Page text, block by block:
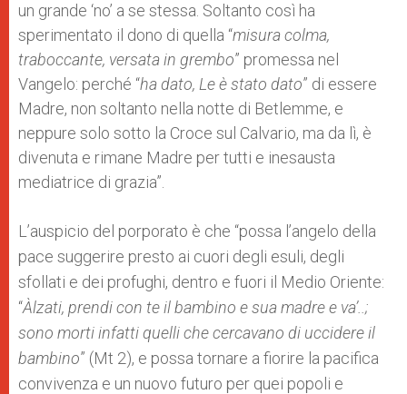
un grande ‘no’ a se stessa. Soltanto così ha
sperimentato il dono di quella “misura colma,
traboccante, versata in grembo” promessa nel
Vangelo: perché “ha dato, Le è stato dato” di essere
Madre, non soltanto nella notte di Betlemme, e
neppure solo sotto la Croce sul Calvario, ma da lì, è
divenuta e rimane Madre per tutti e inesausta
mediatrice di grazia”.
L’auspicio del porporato è che “possa l’angelo della
pace suggerire presto ai cuori degli esuli, degli
sfollati e dei profughi, dentro e fuori il Medio Oriente:
“Àlzati, prendi con te il bambino e sua madre e va’..;
sono morti infatti quelli che cercavano di uccidere il
bambino” (Mt 2), e possa tornare a fiorire la pacifica
convivenza e un nuovo futuro per quei popoli e